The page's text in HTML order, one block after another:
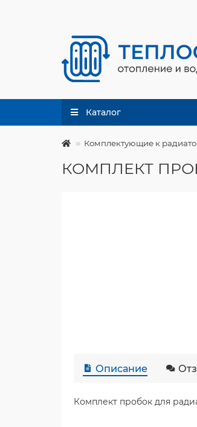
Каталог
Комплектующие к
КОМПЛЕКТ
Описание
Комплект пробок для